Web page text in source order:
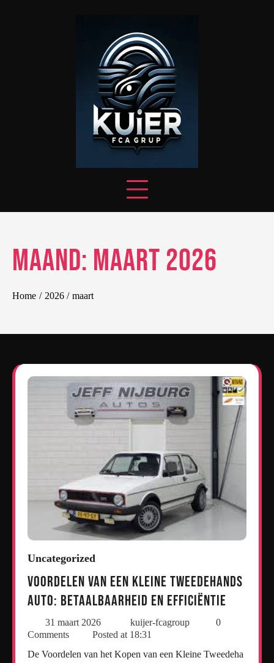
Maand: maart 2026
Home 2026 maart
Uncategorized
Voordelen van een Kleine Tweedehands
Auto: Betaalbaarheid en Efficiëntie
31 maart 2026 kuijer-fcagroup
0
Comments
Posted at 18:31
De Voordelen van het Kopen van een Kleine Tweedeha